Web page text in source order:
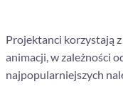
Projektanci korzystają
animacji, w zależności
najpopularniejszych